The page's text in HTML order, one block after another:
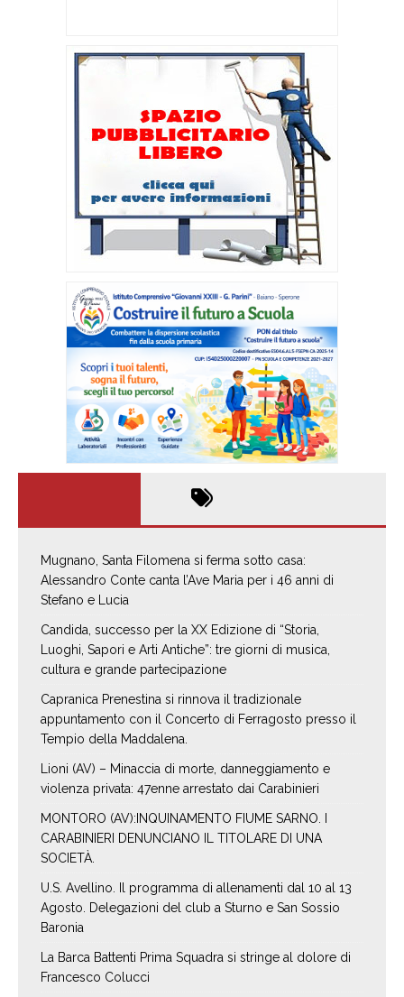
Mugnano, Santa Filomena si ferma sotto casa:
Alessandro Conte canta l’Ave Maria per i 46 anni di
Stefano e Lucia
Candida, successo per la XX Edizione di “Storia,
Luoghi, Sapori e Arti Antiche”: tre giorni di musica,
cultura e grande partecipazione
Capranica Prenestina si rinnova il tradizionale
appuntamento con il Concerto di Ferragosto presso il
Tempio della Maddalena.
Lioni (AV) – Minaccia di morte, danneggiamento e
violenza privata: 47enne arrestato dai Carabinieri
MONTORO (AV):INQUINAMENTO FIUME SARNO. I
CARABINIERI DENUNCIANO IL TITOLARE DI UNA
SOCIETÀ.
U.S. Avellino. Il programma di allenamenti dal 10 al 13
Agosto. Delegazioni del club a Sturno e San Sossio
Baronia
La Barca Battenti Prima Squadra si stringe al dolore di
Francesco Colucci